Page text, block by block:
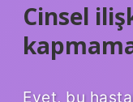
Cinsel
Evet, bu